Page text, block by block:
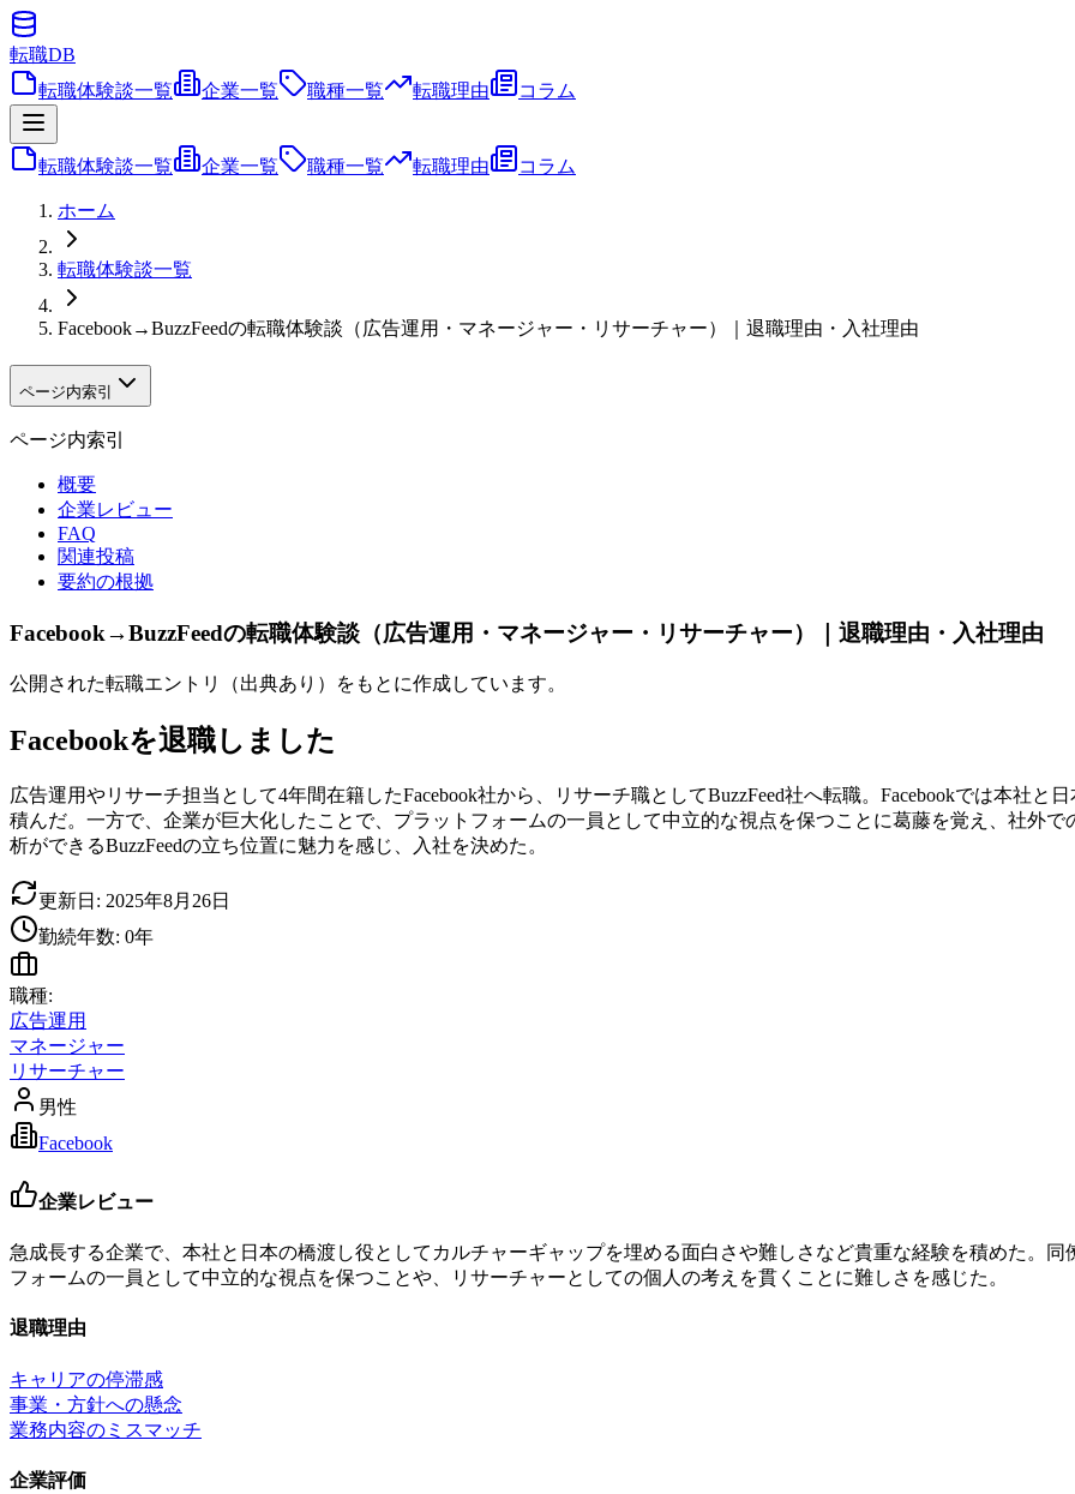
転職DB
転職体験談一覧
企業一覧 職種一覧 転職理由 コラム
転職体験談一覧 企業一覧 職種一覧 転職理由 コラム
ホーム
転職体験談一覧
Facebook→BuzzFeedの転職体験談（広告運用・マネージャー・リサーチャー）｜退職理由・入社理由
ページ内索引
ページ内索引
概要
企業レビュー
FAQ
関連投稿
要約の根拠
Facebook→BuzzFeedの転職体験談（広告運用・マネージャー・リサーチャー）｜退職理由・入社理由
公開された転職エントリ（出典あり）をもとに作成しています。
Facebookを退職しました
広告運用やリサーチ担当として4年間在籍したFacebook社から、リサーチ職としてBuzzFeed社へ転職。Facebookでは本社
積んだ。一方で、企業が巨大化したことで、プラットフォームの一員として中立的な視点を保つことに葛藤を覚え、社外
析ができるBuzzFeedの立ち位置に魅力を感じ、入社を決めた。
更新日: 2025年8月26日
勤続年数: 0年
職種:
広告運用
マネージャー
リサーチャー
男性
Facebook
企業レビュー
急成長する企業で、本社と日本の橋渡し役としてカルチャーギャップを埋める面白さや難しさなど貴重な経験を積めた。
フォームの一員として中立的な視点を保つことや、リサーチャーとしての個人の考えを貫くことに難しさを感じた。
退職理由
キャリアの停滞感
事業・方針への懸念
業務内容のミスマッチ
企業評価